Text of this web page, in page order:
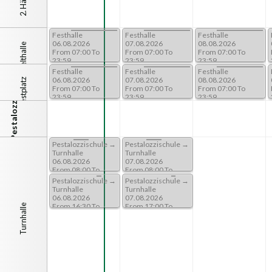
Zelthalle
Festplatz
Pestalozzischule
Turnhalle
To
Festhalle
06.08.2026
From 07:00 To
23:59
Festhalle
07.08.2026
From 07:00 To
23:59
Festhalle
08.08.2026
From 07:00 To
23:59
To
Festhalle
06.08.2026
From 07:00 To
23:59
Festhalle
07.08.2026
From 07:00 To
23:59
Festhalle
08.08.2026
From 07:00 To
23:59
Pestalozzischule →
Turnhalle
06.08.2026
From 08:00 To
13:30
Pestalozzischule →
Turnhalle
07.08.2026
From 08:00 To
13:30
To
Pestalozzischule →
Turnhalle
06.08.2026
From 16:30 To
Pestalozzischule →
Turnhalle
07.08.2026
From 17:00 To
→